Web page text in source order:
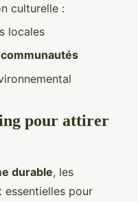
culturelle :
locales
communautés
pour attirer
durable, les
essentielles pour